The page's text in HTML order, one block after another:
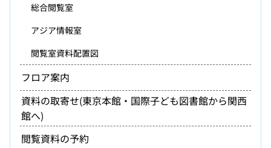
総合閲覧室
アジア情報室
閲覧室資料配置図
フロア案内
資料の取寄せ(東京本館・国際子ども図書館から関西
館へ)
閲覧資料の予約